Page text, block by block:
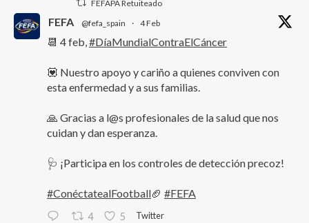
FEFAPA Retuiteado
FEFA @fefa_spain · 4 Feb
📆 4 feb,#DíaMundialContraElCáncer
💟 Nuestro apoyo y cariño a quienes conviven con
esta enfermedad y a sus familias.
🙏 Gracias a l@s profesionales de la salud que nos
cuidan y dan esperanza.
🩺 ¡Participa en los controles de detección precoz!
#ConéctatealFootball🏈 #FEFA
4 5 Twitter